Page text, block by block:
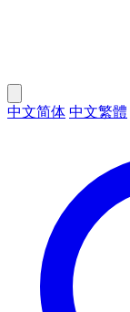
中文简体 中文繁體